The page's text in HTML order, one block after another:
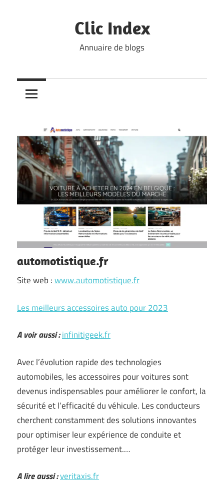
Clic Index
Annuaire de blogs
automotistique.fr
Site web :www.automotistique.fr
Les meilleurs accessoires auto pour 2023
A voir aussi :infinitigeek.fr
Avec l’évolution rapide des technologies
automobiles, les accessoires pour voitures sont
devenus indispensables pour améliorer le confort, la
sécurité et l’efficacité du véhicule. Les conducteurs
cherchent constamment des solutions innovantes
pour optimiser leur expérience de conduite et
protéger leur investissement.…
A lire aussi :veritaxis.fr